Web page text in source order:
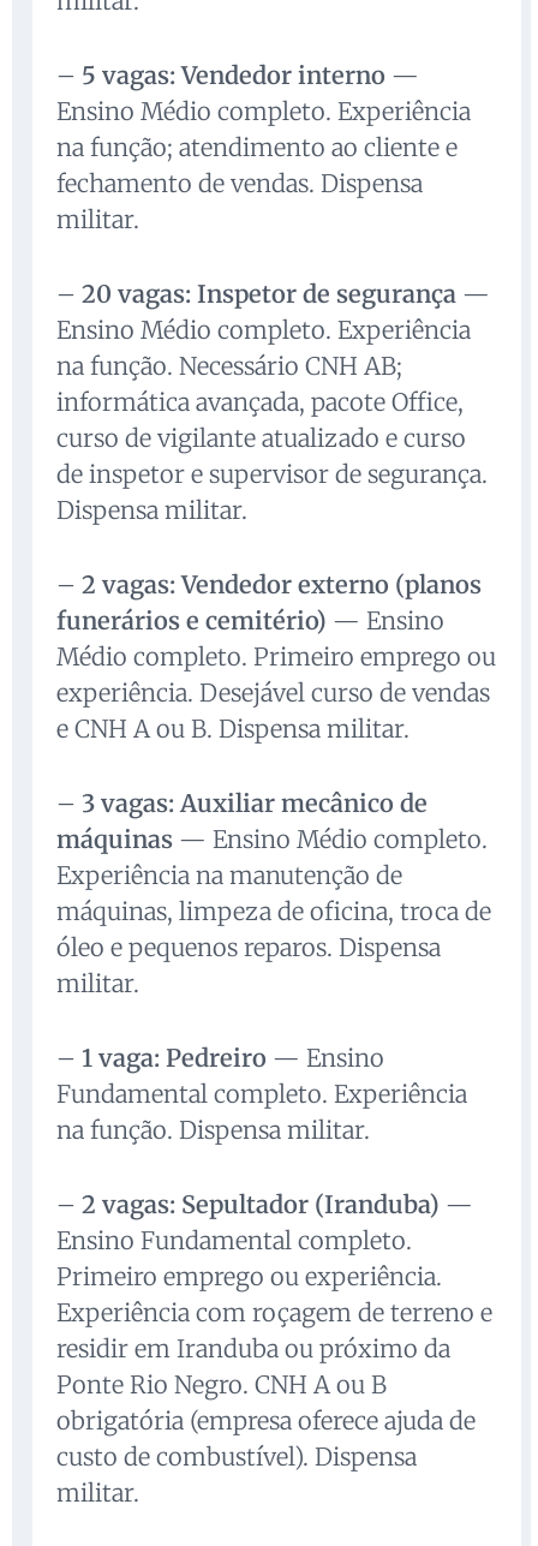
– 5 vagas: Vendedor interno —
Ensino Médio completo. Experiência
na função; atendimento ao cliente e
fechamento de vendas. Dispensa
militar.
– 20 vagas: Inspetor de segurança —
Ensino Médio completo. Experiência
na função. Necessário CNH AB;
informática avançada, pacote Office,
curso de vigilante atualizado e curso
de inspetor e supervisor de segurança.
Dispensa militar.
– 2 vagas: Vendedor externo (planos
funerários e cemitério) — Ensino
Médio completo. Primeiro emprego ou
experiência. Desejável curso de vendas
e CNH A ou B. Dispensa militar.
– 3 vagas: Auxiliar mecânico de
máquinas — Ensino Médio completo.
Experiência na manutenção de
máquinas, limpeza de oficina, troca de
óleo e pequenos reparos. Dispensa
militar.
– 1 vaga: Pedreiro — Ensino
Fundamental completo. Experiência
na função. Dispensa militar.
– 2 vagas: Sepultador (Iranduba) —
Ensino Fundamental completo.
Primeiro emprego ou experiência.
Experiência com roçagem de terreno e
residir em Iranduba ou próximo da
Ponte Rio Negro. CNH A ou B
obrigatória (empresa oferece ajuda de
custo de combustível). Dispensa
militar.